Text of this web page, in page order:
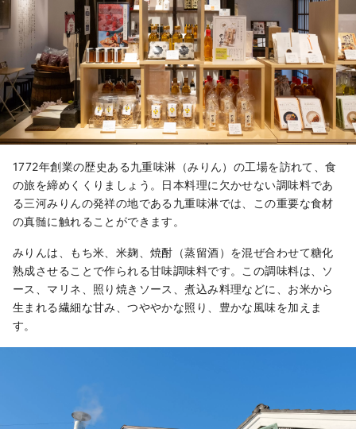
酒など、その種類の多さとバリエーシ
ョンに驚くでしょう。
日本のお酒に馴染みがない「外国人」
の方が簡単に楽しめるように、割り方
や飲み方などをわかり易く解説する展
示や商品開発にも力を入れています。
1772年創業の歴史ある九重味淋（みりん）の工場を訪れて、食
の旅を締めくくりましょう。日本料理に欠かせない調味料であ
る三河みりんの発祥の地である九重味淋では、この重要な食材
の真髄に触れることができます。
みりんは、もち米、米麹、焼酎（蒸留酒）を混ぜ合わせて糖化
熟成させることで作られる甘味調味料です。この調味料は、ソ
ース、マリネ、照り焼きソース、煮込み料理などに、お米から
生まれる繊細な甘み、つややかな照り、豊かな風味を加えま
す。